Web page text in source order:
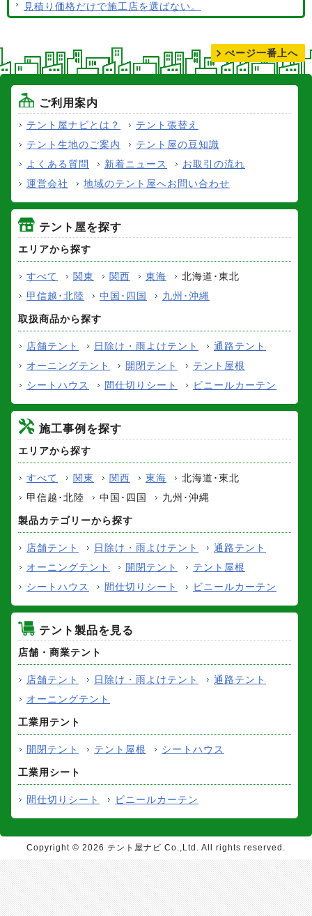
見積り価格だけで施工店を選ばない。
ぺージ一番上へ
ご利用案内
テント屋ナビとは？
テント張替え
テント生地のご案内
テント屋の豆知識
よくある質問
新着ニュース
お取引の流れ
運営会社
地域のテント屋へお問い合わせ
テント屋を探す
エリアから探す
すべて 関東 関西 東海
北海道･東北
甲信越･北陸
中国･四国 九州･沖縄
取扱商品から探す
店舗テント 日除け・雨よけテント
通路テント
オーニングテント
開閉テント
テント屋根
シートハウス
間仕切りシート ビニールカーテン
施工事例を探す
エリアから探す
すべて 関東 関西 東海
北海道･東北
甲信越･北陸
中国･四国 九州･沖縄
製品カテゴリーから探す
店舗テント 日除け・雨よけテント
通路テント
オーニングテント
開閉テント
テント屋根
シートハウス
間仕切りシート ビニールカーテン
テント製品を見る
店舗・商業テント
店舗テント 日除け・雨よけテント
通路テント
オーニングテント
工業用テント
開閉テント テント屋根 シートハウス
工業用シート
間仕切りシート ビニールカーテン
Copyright © 2026 テント屋ナビ Co.,Ltd. All rights reserved.